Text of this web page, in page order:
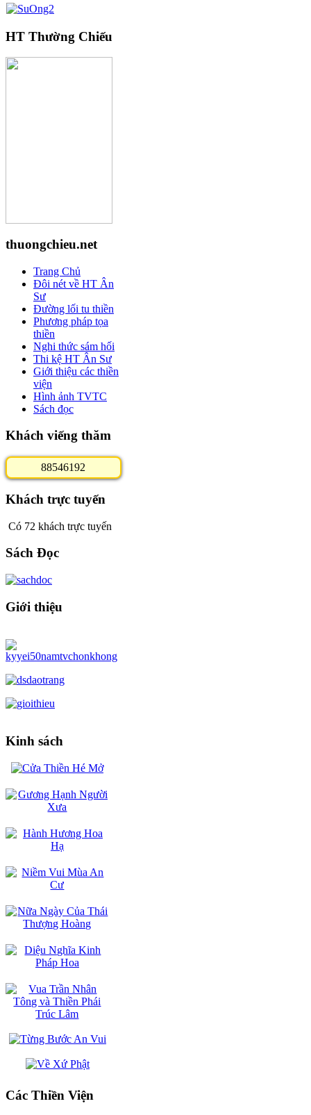
HT Thường Chiếu
thuongchieu.net
Trang Chủ
Đôi nét về HT Ân
Sư
Đường lối tu thiền
Phương pháp tọa
thiền
Nghi thức sám hối
Thi kệ HT Ân Sư
Giới thiệu các thiền
viện
Hình ảnh TVTC
Sách đọc
Khách viếng thăm
88546192
Khách trực tuyến
Có 72 khách trực tuyến
Sách Đọc
Giới thiệu
Kinh sách
Các Thiền Viện